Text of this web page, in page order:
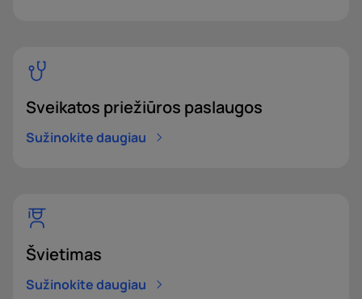
Sveikatos priežiūros paslaugos
Sužinokite daugiau
Švietimas
Sužinokite daugiau